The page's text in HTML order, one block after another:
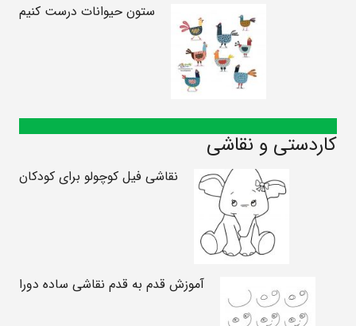
ستون حیوانات درست کنیم
کاردستی و نقاشی
نقاشی فیل کوچولو برای کودکان
آموزش قدم به قدم نقاشی ساده دورا